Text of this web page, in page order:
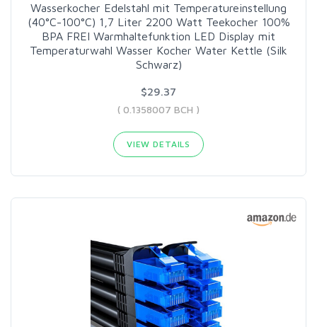
Wasserkocher Edelstahl mit Temperatureinstellung
(40°C-100°C) 1,7 Liter 2200 Watt Teekocher 100%
BPA FREI Warmhaltefunktion LED Display mit
Temperaturwahl Wasser Kocher Water Kettle (Silk
Schwarz)
$29.37
( 0.1358007 BCH )
VIEW DETAILS